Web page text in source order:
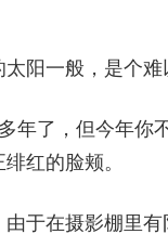
阳一般，是个难
年了，但今年你
红的脸颊。
于在摄影棚里